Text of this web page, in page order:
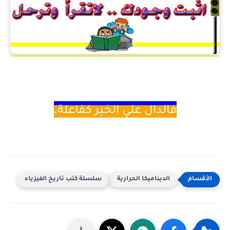
فالدالعلي الخير كفاعلة.
الديناميكا الحرارية سلسلة كتب تاريخ الفيزياء